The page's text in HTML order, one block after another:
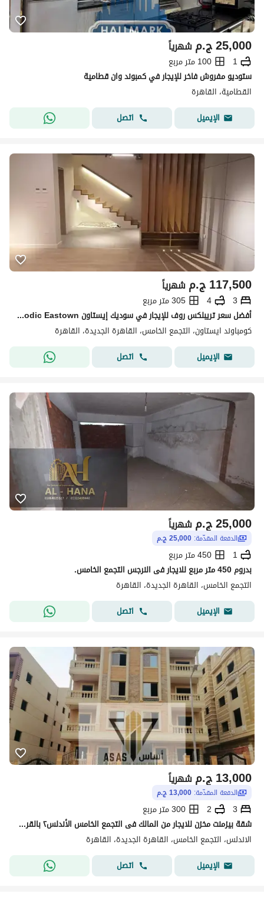
ج.م25,000 شهرياً
1
100 متر مربع
ستوديو مفروش فاخر للإيجار في كمبوند وان قطامية
القطامية، القاهرة
الإيميل
اتصل
ج.م117,500 شهرياً
3
4
305 متر مربع
أفضل سعر تريبلكس روف للإيجار في سوديك إيستاون Sodic Eastown القاهرة الجديدة New Cairo 305 متر + تراس 74 متر 3 غرف نوم 4 حمامات
كومباوند ايستاون، التجمع الخامس، القاهرة الجديدة، القاهرة
الإيميل
اتصل
ج.م25,000 شهرياً
الدفعة المقدّمة: 25,000 ج.م
1
450 متر مربع
بدروم 450 متر مربع للايجار فى النرجس التجمع الخامس.
التجمع الخامس، القاهرة الجديدة، القاهرة
الإيميل
اتصل
ج.م13,000 شهرياً
الدفعة المقدّمة: 13,000 ج.م
3
2
300 متر مربع
شقة بيزمنت مخزن للايجار من المالك فى التجمع الخامس الأندلس٢ بالقرب من التسعين الجنوبى ومحور محمد نجيب
الاندلس، التجمع الخامس، القاهرة الجديدة، القاهرة
الإيميل
اتصل